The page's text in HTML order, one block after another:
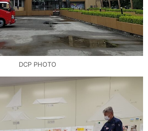
DCP PHOTO